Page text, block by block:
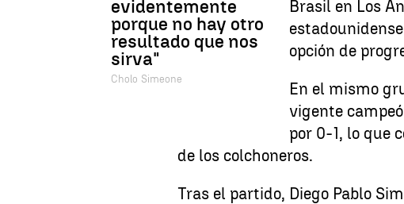
evidentemente
porque no hay otro
resultado que nos
sirva"
Cholo Simeone
Brasil en Los
opción de
En el mismo
vigente
por 0-1, lo que
de los colchoneros.
Tras el partido, Diego Pablo